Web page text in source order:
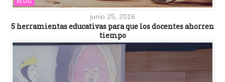
junio 25, 2016
5 herramientas educativas para que los docentes ahorren
tiempo